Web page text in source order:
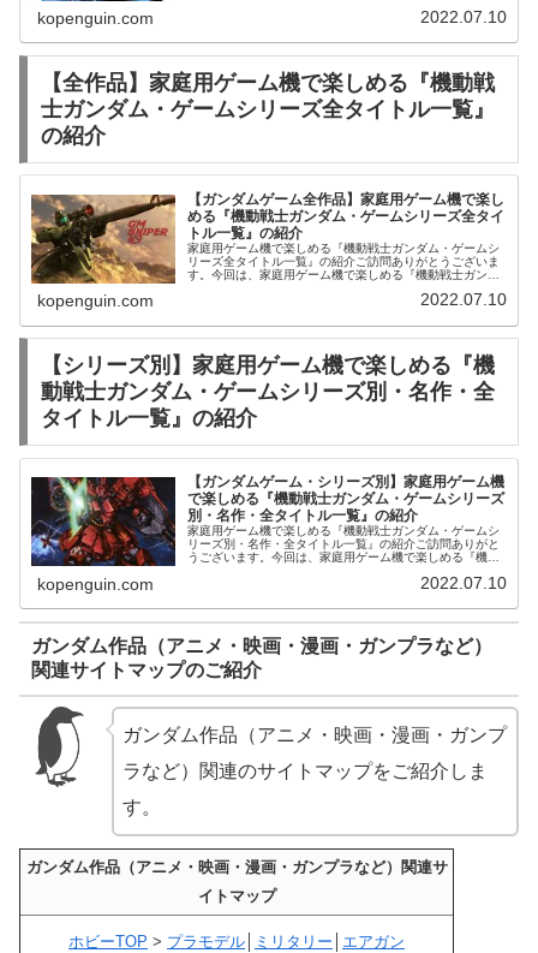
kopenguin.com 2022.07.10
【全作品】家庭用ゲーム機で楽しめる『機動戦
士ガンダム・ゲームシリーズ全タイトル一覧』
の紹介
【ガンダムゲーム全作品】家庭用ゲーム機で楽し
める『機動戦士ガンダム・ゲームシリーズ全タイ
トル一覧』の紹介
家庭用ゲーム機で楽しめる『機動戦士ガンダム・ゲームシ
リーズ全タイトル一覧』の紹介ご訪問ありがとうございま
す。今回は、家庭用ゲーム機で楽しめる『機動戦士ガンダ
kopenguin.com 2022.07.10
【シリーズ別】家庭用ゲーム機で楽しめる『機
動戦士ガンダム・ゲームシリーズ別・名作・全
タイトル一覧』の紹介
【ガンダムゲーム・シリーズ別】家庭用ゲーム機
で楽しめる『機動戦士ガンダム・ゲームシリーズ
別・名作・全タイトル一覧』の紹介
家庭用ゲーム機で楽しめる『機動戦士ガンダム・ゲームシ
リーズ別・名作・全タイトル一覧』の紹介ご訪問ありがと
うございます。今回は、家庭用ゲーム機で楽しめる『機動
kopenguin.com 2022.07.10
ガンダム作品（アニメ・映画・漫画・ガンプラなど）
関連サイトマップのご紹介
ガンダム作品（アニメ・映画・漫画・ガンプ
ラなど）関連のサイトマップをご紹介しま
す。
ガンダム作品（アニメ・映画・漫画・ガンプラなど）関連サ
イトマップ
ホビーTOP > プラモデル ミリタリー エアガン